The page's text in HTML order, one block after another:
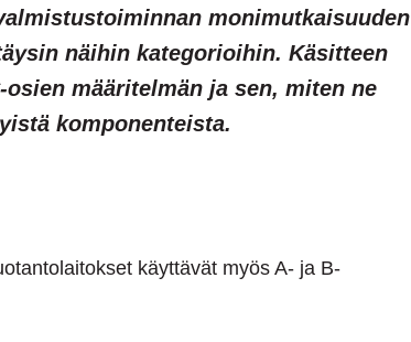
monimutkaisuuden
näihin kategorioihin. Käsitteen
määritelmän ja sen, miten ne
komponenteista.
käyttävät myös A- ja B-